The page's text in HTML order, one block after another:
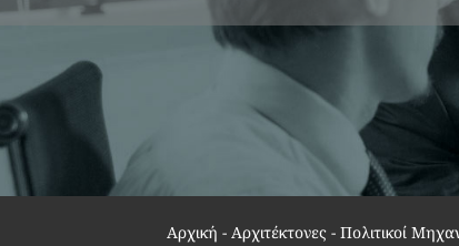
Αρχική - Αρχιτέκτονες - Πολιτικοί